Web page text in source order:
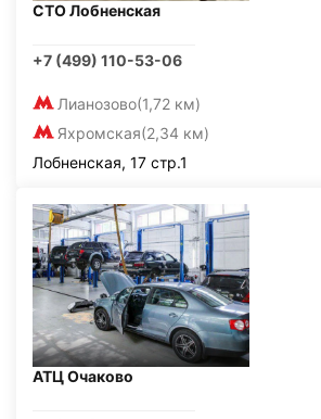
СТО Лобненская
+7 (499) 110-53-06
Лианозово(1,72 км)
Яхромская(2,34 км)
Лобненская, 17 стр.1
АТЦ Очаково